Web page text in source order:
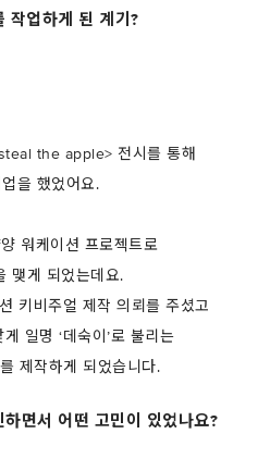
작업하게 된 계기?
the apple> 전시를 통해
을 했었어요.
워케이션 프로젝트로
맺게 되었는데요.
키비주얼 제작 의뢰를 주셨고
일명 ‘데숙이’로 불리는
제작하게 되었습니다.
면서 어떤 고민이 있었나요?